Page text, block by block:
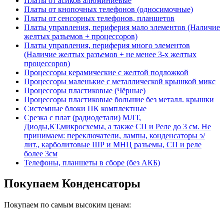
Платы от кнопочных телефонов (односимочные)
Платы от сенсорных телефонов, планшетов
Платы управления, периферия мало элементов (Наличие
желтых разъемов + процессоров)
Платы управления, периферия много элементов
(Наличие желтых разъемов + не менее 3-х желтых
процессоров)
Процессоры керамические с желтой подложкой
Процессоры маленькие с металлической крышкой микс
Процессоры пластиковые (Чёрные)
Процессоры пластиковые большие без металл. крышки
Системные блоки ПК комплектные
Срезка с плат (радиодетали) МЛТ,
Диоды,КТ,микросхемы, а также СП и Реле до 3 см. Не
принимаем: переключатели, лампы, конденсаторы э/
лит., карболитовые ШР и МНЦ разъемы, СП и реле
более 3см
Телефоны, планшеты в сборе (без АКБ)
Покупаем Конденсаторы
Покупаем по самым высоким ценам: